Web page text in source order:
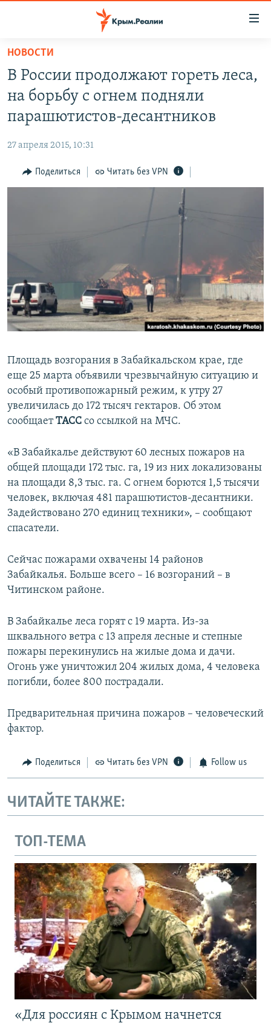
Вернуться
основному
содержанию
главной
навигации
Вернутся
СПЕЦПРОЕКТЫ
11 ЛЕТ ОККУПАЦИИ КРЫМА. 11 ИСТОРИЙ СОПРОТИВЛЕНИЯ
ЕЩЕ
ИНТЕРАКТИВ
ПОБЕДИТЕЛЕЙ НЕ СУДЯТ?
КРЫМ.НЕПОКОРЕННЫЙ
ELIFBE
РАДІО СВОБОДА
ПРИСОЕДИНЯЙТЕСЬ!
Все сайты RFE/RL
НОВОСТИ
В России продолжают гореть леса,
на борьбу с огнем подняли
парашютистов-десантников
27 апреля 2015, 10:31
Поделиться Читать без VPN
Площадь возгорания в Забайкальском крае, где
еще 25 марта объявили чрезвычайную ситуацию и
особый противопожарный режим, к утру 27
увеличилась до 172 тысяч гектаров. Об этом
сообщаетТАСС со ссылкой на МЧС.
«В Забайкалье действуют 60 лесных пожаров на
общей площади 172 тыс. га, 19 из них локализованы
на площади 8,3 тыс. га. С огнем борются 1,5 тысячи
человек, включая 481 парашютистов-десантники.
Задействовано 270 единиц техники», – сообщают
спасатели.
Сейчас пожарами охвачены 14 районов
Забайкалья. Больше всего – 16 возгораний – в
Читинском районе.
В Забайкалье леса горят с 19 марта. Из-за
шквального ветра с 13 апреля лесные и степные
пожары перекинулись на жилые дома и дачи.
Огонь уже уничтожил 204 жилых дома, 4 человека
погибли, более 800 пострадали.
Предварительная причина пожаров – человеческий
фактор.
Поделиться Читать без VPN Follow us
ЧИТАЙТЕ ТАКЖЕ:
ТОП-ТЕМА
«Для россиян с Крымом начнется